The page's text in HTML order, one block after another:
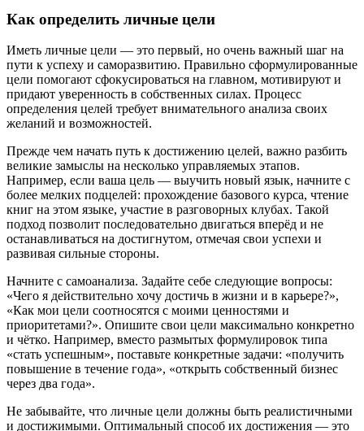
Как определить личные цели
Иметь личные цели — это первый, но очень важный шаг на
пути к успеху и саморазвитию. Правильно сформулированные
цели помогают сфокусироваться на главном, мотивируют и
придают уверенность в собственных силах. Процесс
определения целей требует внимательного анализа своих
желаний и возможностей.
Прежде чем начать путь к достижению целей, важно разбить
великие замыслы на несколько управляемых этапов.
Например, если ваша цель — выучить новый язык, начните с
более мелких подцелей: прохождение базового курса, чтение
книг на этом языке, участие в разговорных клубах. Такой
подход позволит последовательно двигаться вперёд и не
останавливаться на достигнутом, отмечая свои успехи и
развивая сильные стороны.
Начните с самоанализа. Задайте себе следующие вопросы:
«Чего я действительно хочу достичь в жизни и в карьере?»,
«Как мои цели соотносятся с моими ценностями и
приоритетами?». Опишите свои цели максимально конкретно
и чётко. Например, вместо размытых формулировок типа
«стать успешным», поставьте конкретные задачи: «получить
повышение в течение года», «открыть собственный бизнес
через два года».
Не забывайте, что личные цели должны быть реалистичными
и достижимыми. Оптимальный способ их достижения — это